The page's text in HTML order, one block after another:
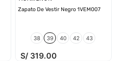
Zapato De Vestir Negro 1VEM007
38 39 40 42 43
S/ 319.00